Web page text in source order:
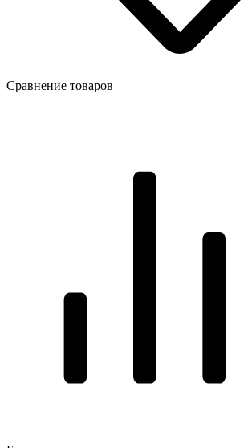
Сравнение товаров